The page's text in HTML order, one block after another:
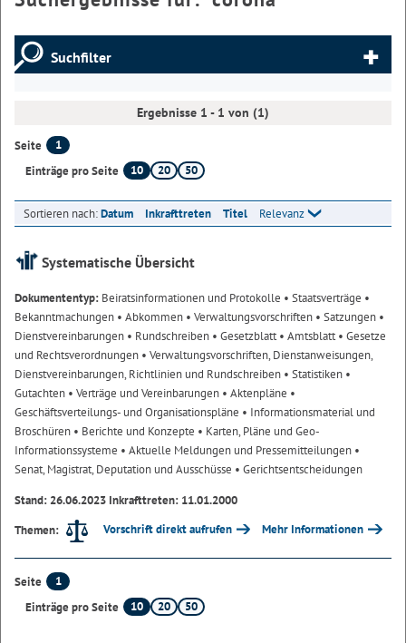
Suchfilter
Ergebnisse 1 - 1 von (1)
Seite
1
Einträge pro Seite
10 20 50
Sortieren nach:Datum Inkrafttreten Titel Relevanz
Systematische Übersicht
Dokumententyp: Beiratsinformationen und Protokolle • Staatsverträge •
Bekanntmachungen • Abkommen • Verwaltungsvorschriften • Satzungen •
Dienstvereinbarungen • Rundschreiben • Gesetzblatt• Amtsblatt• Gesetze
und Rechtsverordnungen • Verwaltungsvorschriften, Dienstanweisungen,
Dienstvereinbarungen, Richtlinien und Rundschreiben • Statistiken •
Gutachten • Verträge und Vereinbarungen • Aktenpläne •
Geschäftsverteilungs- und Organisationspläne • Informationsmaterial und
Broschüren • Berichte und Konzepte • Karten, Pläne und Geo-
Informationssysteme • Aktuelle Meldungen und Pressemitteilungen •
Senat, Magistrat, Deputation und Ausschüsse • Gerichtsentscheidungen
Stand: 26.06.2023 Inkrafttreten: 11.01.2000
Themen:
Vorschrift direkt aufrufen Mehr Informationen
Seite
1
Einträge pro Seite
10 20 50